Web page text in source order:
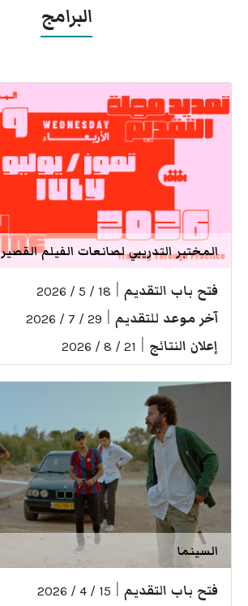
البرامج
المختبر التدريبي لصانعات الفيلم القصير
فتح باب التقديم 18 / 5 / 2026
آخر موعد للتقديم 29 / 7 / 2026
إعلان النتائج 21 / 8 / 2026
السينما
فتح باب التقديم 15 / 4 / 2026